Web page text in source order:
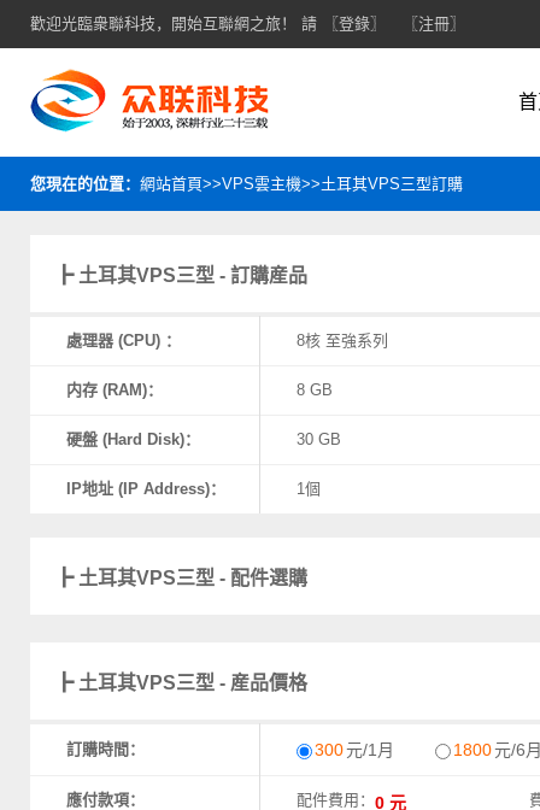
歡迎光臨衆聯科技，開始互聯網之旅！ 請 〖登錄〗 〖注冊〗
您現在的位置： 網站首頁>>VPS雲主機>>土耳其VPS三型訂購
┣ 土耳其VPS三型 - 訂購産品
處理器 (CPU) ： 8核 至強系列
内存 (RAM)： 8 GB
硬盤 (Hard Disk)： 30 GB
IP地址 (IP Address)： 1個
┣ 土耳其VPS三型 - 配件選購
┣ 土耳其VPS三型 - 産品價格
訂購時間： 300元/1月 1800元/6
應付款項： 配件費用：